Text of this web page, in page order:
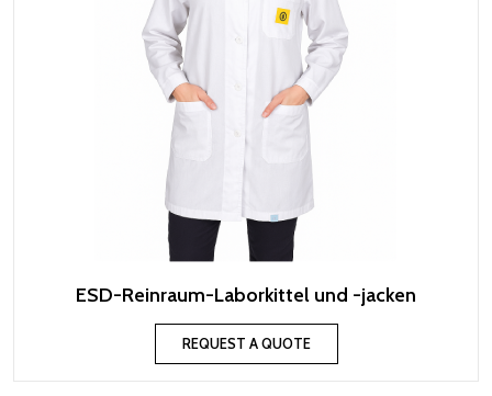
ESD-Reinraum-Laborkittel und -jacken
REQUEST A QUOTE